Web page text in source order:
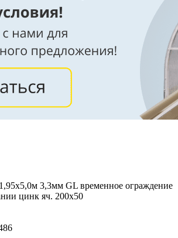
3,3мм GL временное ограждение
цинк яч. 200х50